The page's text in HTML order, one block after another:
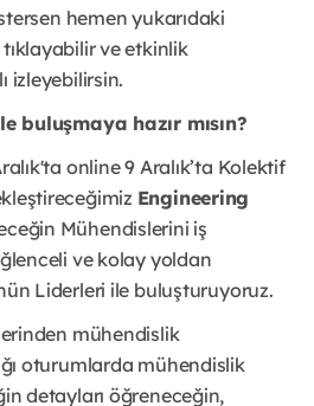
hemen yukarıdaki
ve etkinlik
izleyebilirsin.
buluşmaya hazır mısın?
online 9 Aralık’ta Kolektif
Engineering
Mühendislerini iş
ve kolay yoldan
Liderleri ile buluşturuyoruz.
mühendislik
oturumlarda mühendislik
detayları öğreneceğin,